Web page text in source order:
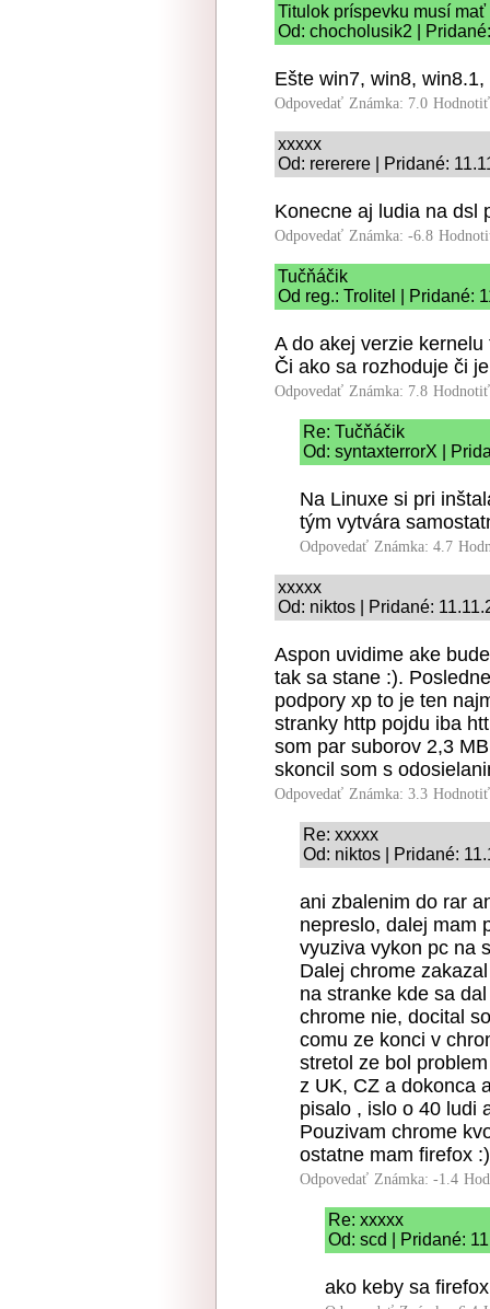
Titulok príspevku musí
Od: chocholusik2 |
Ešte win7, win8,
Odpovedať Známka: 7.0
xxxxx
Od: rererere | Pridané:
Konecne aj ludia na dsl
Odpovedať Známka: -6.8
Tučňáčik
Od reg.: Trolitel | Pridané:
A do akej verzie
Či ako sa rozhoduje či
Odpovedať Známka: 7.8
Re: Tučňáčik
Od: syntaxterrorX |
Na Linuxe si pri
tým vytvára
Odpovedať Známka: 4.7
xxxxx
Od: niktos | Pridané:
Aspon uvidime ake
tak sa stane :).
podpory xp to je ten
stranky http pojdu iba
som par suborov 2,3
skoncil som s
Odpovedať Známka: 3.3
Re: xxxxx
Od: niktos | Pridané:
ani zbalenim do rar
nepreslo, dalej mam
vyuziva vykon pc na
Dalej chrome
na stranke kde sa
chrome nie, docital
comu ze konci v
stretol ze bol
z UK, CZ a dokonca
pisalo , islo o 40 ludi
Pouzivam chrome
ostatne mam firefox :)
Odpovedať Známka: -1.4
Re: xxxxx
Od: scd | Pridané:
ako keby sa